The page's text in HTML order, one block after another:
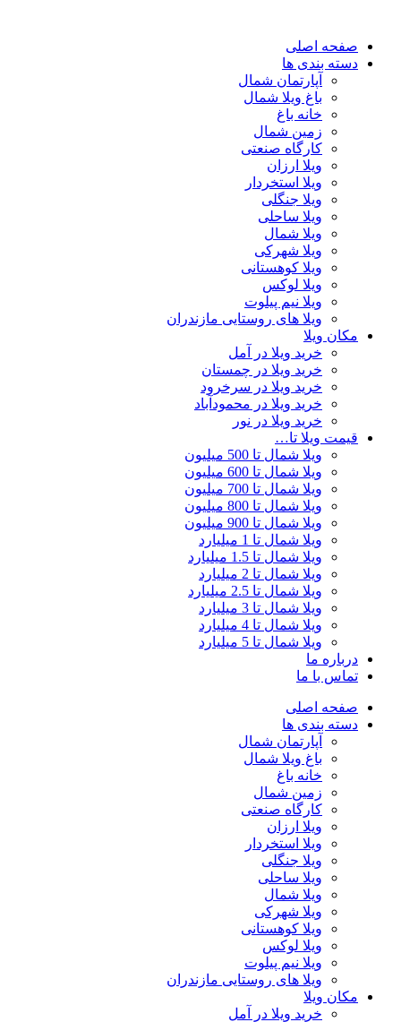
محتوا
صفحه اصلی
دسته بندی ها
آپارتمان شمال
باغ ویلا شمال
خانه باغ
زمین شمال
کارگاه صنعتی
ویلا ارزان
ویلا استخردار
ویلا جنگلی
ویلا ساحلی
ویلا شمال
ویلا شهرکی
ویلا کوهستانی
ویلا لوکس
ویلا نیم پیلوت
ویلا های روستایی مازندران
مکان ویلا
خرید ویلا در آمل
خرید ویلا در چمستان
خرید ویلا در سرخرود
خرید ویلا در محمودآباد
خرید ویلا در نور
قیمت ویلا تا…
ویلا شمال تا 500 میلیون
ویلا شمال تا 600 میلیون
ویلا شمال تا 700 میلیون
ویلا شمال تا 800 میلیون
ویلا شمال تا 900 میلیون
ویلا شمال تا 1 میلیارد
ویلا شمال تا 1.5 میلیارد
ویلا شمال تا 2 میلیارد
ویلا شمال تا 2.5 میلیارد
ویلا شمال تا 3 میلیارد
ویلا شمال تا 4 میلیارد
ویلا شمال تا 5 میلیارد
درباره ما
تماس با ما
صفحه اصلی
دسته بندی ها
آپارتمان شمال
باغ ویلا شمال
خانه باغ
زمین شمال
کارگاه صنعتی
ویلا ارزان
ویلا استخردار
ویلا جنگلی
ویلا ساحلی
ویلا شمال
ویلا شهرکی
ویلا کوهستانی
ویلا لوکس
ویلا نیم پیلوت
ویلا های روستایی مازندران
مکان ویلا
خرید ویلا در آمل